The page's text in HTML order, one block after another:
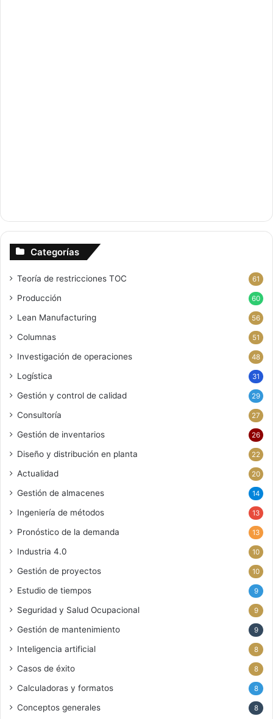
Categorías
Teoría de restricciones TOC 61
Producción 60
Lean Manufacturing 56
Columnas 51
Investigación de operaciones 48
Logística 31
Gestión y control de calidad 29
Consultoría 27
Gestión de inventarios 26
Diseño y distribución en planta 22
Actualidad 20
Gestión de almacenes 14
Ingeniería de métodos 13
Pronóstico de la demanda 13
Industria 4.0 10
Gestión de proyectos 10
Estudio de tiempos 9
Seguridad y Salud Ocupacional 9
Gestión de mantenimiento 9
Inteligencia artificial 8
Casos de éxito 8
Calculadoras y formatos 8
Conceptos generales 8